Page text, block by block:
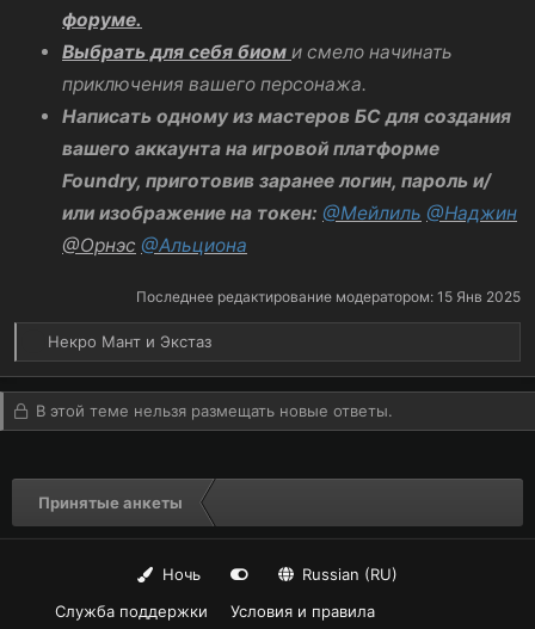
форуме.
Выбрать для себя биом и смело начинать
приключения вашего персонажа.
Написать одному из мастеров БС для создания
вашего аккаунта на игровой платформе
Foundry, приготовив заранее логин, пароль и/
или изображение на токен: @Мейлиль @Наджин
@Орнэс @Альциона
Последнее редактирование модератором: 15 Янв 2025
Р
е
к
ц
и
:
Некро Мант и Экстаз
В этой теме нельзя размещать новые ответы.
Принятые анкеты
Ночь
Russian (RU)
Служба поддержки
Условия и правила